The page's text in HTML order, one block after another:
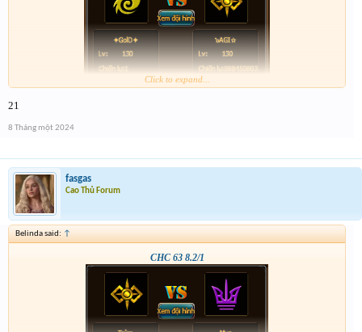
Click to expand...
21
8 Tháng một 2024
fasgas
Cao Thủ Forum
Belinda said: ↑
CHC 63 8.2/1